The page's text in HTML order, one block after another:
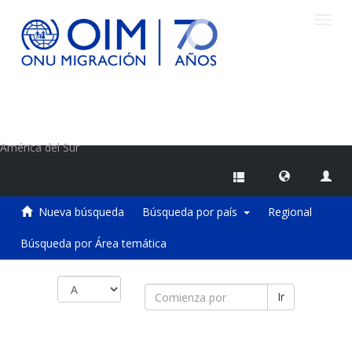
América del Sur
Nueva búsqueda Búsqueda por país Regional
Búsqueda por Área temática
Ir